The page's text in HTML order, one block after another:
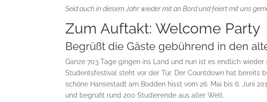
Seid auch in diesem Jahr wieder mit an Bord und feiert mit uns
Zum Auftakt: Welcome Party
Begrüßt die Gäste gebührend in den
Ganze 703 Tage gingen ins Land und nun ist es endlich
Studentsfestival steht vor der Tür. Der Countdown hat bereits
schöne Hansestadt am Bodden hisst vom 26. Mai bis 6. Juni
und begrüßt rund 200 Studierende aus aller Welt.